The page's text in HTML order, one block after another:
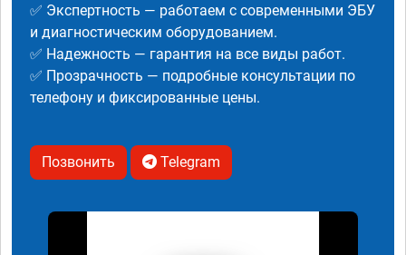
✅ Экспертность — работаем с современными ЭБУ
и диагностическим оборудованием.
✅ Надежность — гарантия на все виды работ.
✅ Прозрачность — подробные консультации по
телефону и фиксированные цены.
Позвонить Telegram